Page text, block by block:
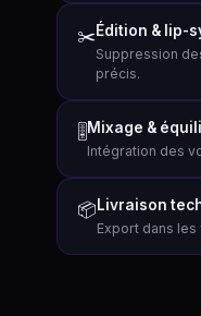
✂️Édition & lip-
Suppression
précis.
🎚 Mixage &
Intégration des
📦Livraison
Export dans